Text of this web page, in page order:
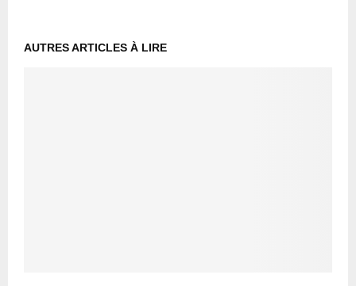
AUTRES ARTICLES À LIRE